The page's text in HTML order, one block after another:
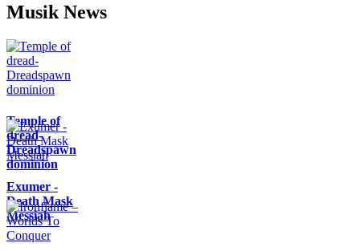
Musik News
Temple of
dread-
Dreadspawn
dominion
Exumer -
Death Mask
Messiah